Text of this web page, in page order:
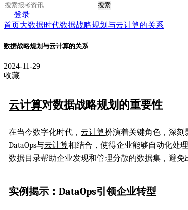
搜索
登录
首页大数据时代数据战略规划与云计算的关系
数据战略规划与云计算的关系
2024-11-29
收藏
云计算对数据战略规划的重要性
在当今数字化时代， 云计算扮演着关键角色，深
DataOps与云计算相结合，使得企业能够自动化处
数据目录帮助企业发现和管理分散的数据集，避
实例揭示：DataOps引领企业转型